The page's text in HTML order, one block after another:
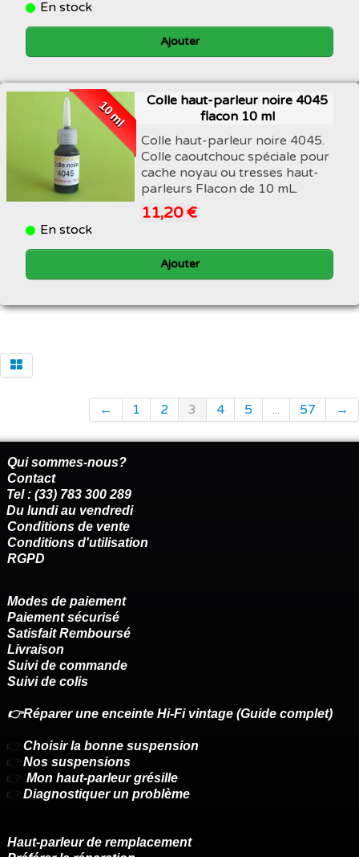
En stock
Ajouter
10 ml
Colle haut-parleur noire 4045
flacon 10 ml
Colle haut-parleur noire 4045.
Colle caoutchouc spéciale pour
cache noyau ou tresses haut-
parleurs Flacon de 10 mL.
11,20 €
En stock
Ajouter
← 1 2 3 4 5 ... 57 →
Qui sommes-nous?
Contact
Tel : (33) 783 300 289
Du lundi au vendredi
Conditions de vente
Conditions d'utilisation
RGPD
Modes de paiement
Paiement sécurisé
Satisfait Remboursé
Livraison
Suivi de commande
Suivi de colis
👉Réparer une enceinte Hi-Fi vintage (Guide complet)
👉 Choisir la bonne suspension
👉 Nos suspensions
👉 Mon haut-parleur grésille
👉 Diagnostiquer un problème
Haut-parleur de remplacement